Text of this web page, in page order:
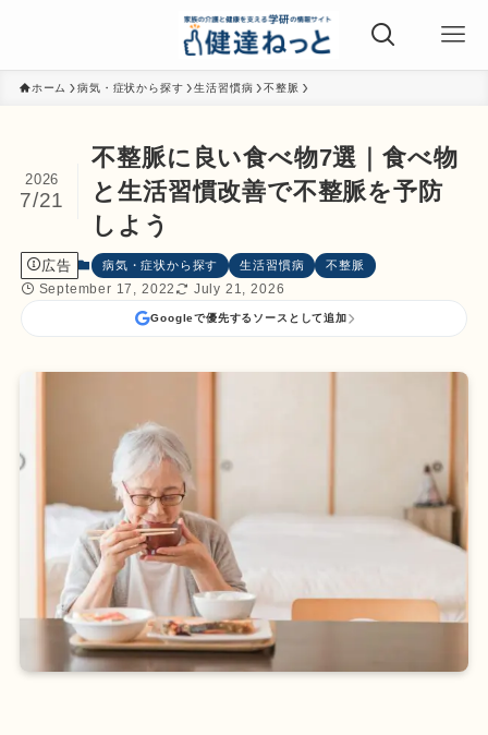
ホーム 病気・症状から探す 生活習慣病 不整脈
不整脈に良い食べ物7選｜食べ物
と生活習慣改善で不整脈を予防
しよう
2026
7/21
広告 病気・症状から探す 生活習慣病 不整脈
September 17, 2022 July 21, 2026
Googleで優先するソースとして追加